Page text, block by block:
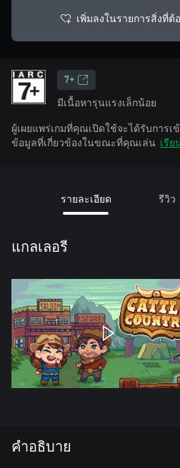
เพิ่มลงในรายการสิ่งที่ต้
7+
มีเนื้อหารุนแรงเล็กน้อย
ผู้เผยแพร่เกมที่คุณเปิดใช้จะได้รับการเ
ข้อมูลที่เกี่ยวข้องในขณะที่คุณเล่น เรีย
รายละเอียด รีวิว
แกลเลอรี
คำอธิบาย